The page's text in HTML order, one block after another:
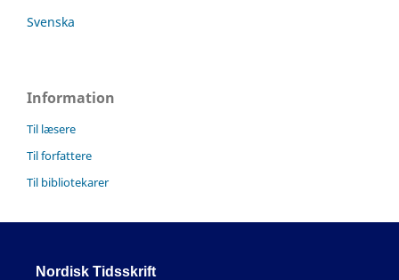
Svenska
Information
Til læsere
Til forfattere
Til bibliotekarer
Nordisk Tidsskrift